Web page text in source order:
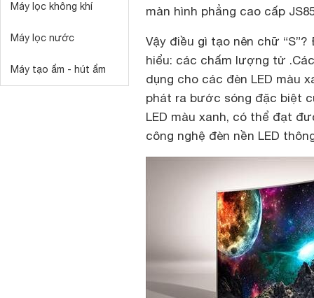
Máy lọc không khí
Máy lọc nước
Máy tạo ẩm - hút ẩm
màn hình phẳng cao cấp
Vậy điều gì tạo nên chữ
hiểu: các chấm lượng tử
dụng cho các đèn LED màu
phát ra bước sóng đặc biệt
LED màu xanh, có thể đạt
công nghệ đèn nền LED